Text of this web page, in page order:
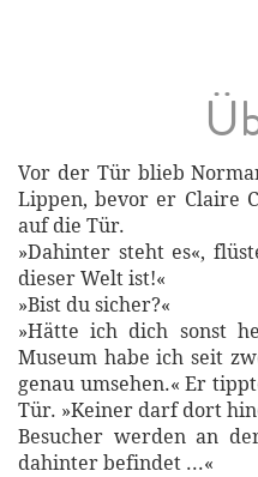
Vor der Tür blieb
Lippen, bevor er Claire
auf die Tür.
»Dahinter steht es«,
dieser Welt ist!«
»Bist du sicher?«
»Hätte ich dich sonst
Museum habe ich seit
genau umsehen.« Er
Tür. »Keiner darf dort
Besucher werden an
dahinter befindet ...«